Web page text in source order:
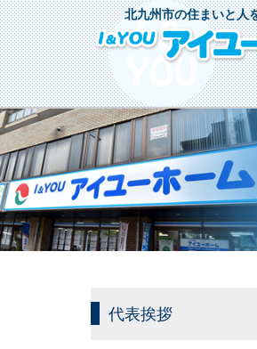
北九州市の住まいと人
代表挨拶